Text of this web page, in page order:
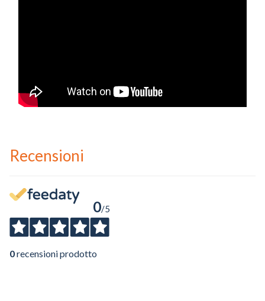
Recensioni
0/5
0recensioni prodotto